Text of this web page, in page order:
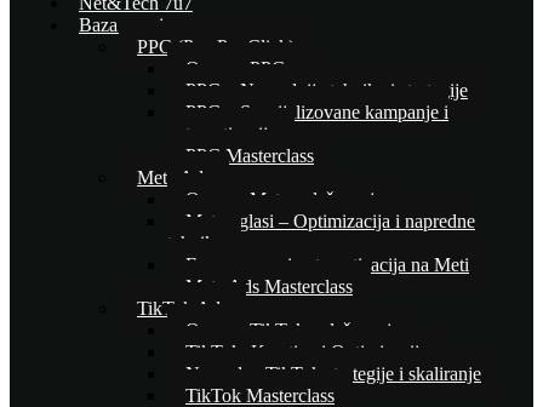
Baza znanja
PPC (Pay Per Click)
Osnove PPC-a
PPC – Naprednije tehnike i strategije
PPC – Specijalizovane kampanje i
automatizacija
PPC Masterclass
Meta Ads
Osnove Meta oglašavanja
Meta oglasi – Optimizacija i napredne
tehnike
E-commerce i automatizacija na Meti
Meta Ads Masterclass
TikTok Ads
Osnove TikTok oglašavanja
TikTok: Kreativa i Optimizacija
Napredne TikTok strategije i skaliranje
TikTok Masterclass